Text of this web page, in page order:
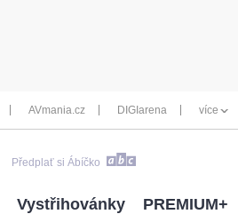
AVmania.cz DIGIarena více
Předplať si Ábíčko
Vystřihovánky PREMIUM+